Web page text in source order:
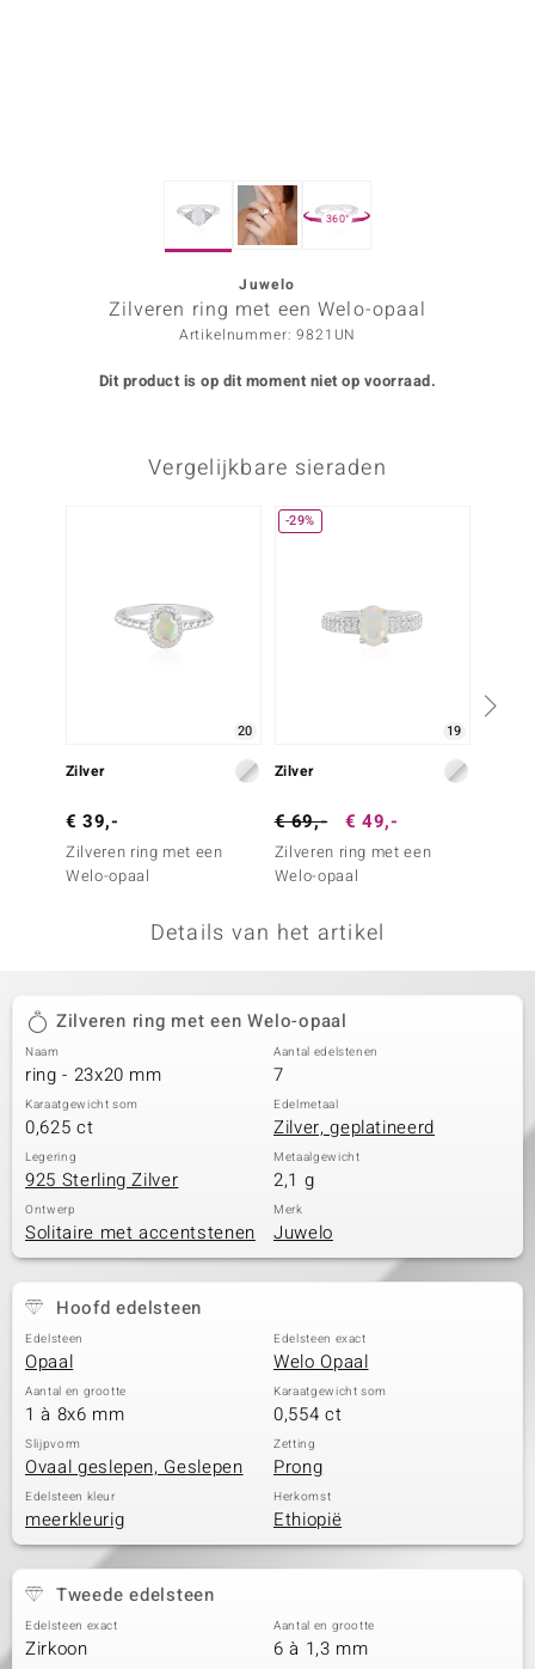
Collection
360°
Juwelo
Zilveren ring met een Welo-opaal
Artikelnummer: 9821UN
Dit product is op dit moment niet op voorraad.
Vergelijkbare sieraden
20
Zilver
€ 39,-
Zilveren ring met een
Welo-opaal
-29%
19
Zilver
€ 69,- € 49,-
Zilveren ring met een
Welo-opaal
Details van het artikel
Zilveren ring met een Welo-opaal
Naam
ring - 23x20 mm
Aantal edelstenen
7
Karaatgewicht som
0,625 ct
Edelmetaal
Zilver, geplatineerd
Legering
925 Sterling Zilver
Metaalgewicht
2,1 g
Ontwerp
Solitaire met accentstenen
Merk
Juwelo
Hoofd edelsteen
Edelsteen
Opaal
Edelsteen exact
Welo Opaal
Aantal en grootte
1 à 8x6 mm
Karaatgewicht som
0,554 ct
Slijpvorm
Ovaal geslepen, Geslepen
Zetting
Prong
Edelsteen kleur
meerkleurig
Herkomst
Ethiopië
Tweede edelsteen
Edelsteen exact
Zirkoon
Aantal en grootte
6 à 1,3 mm